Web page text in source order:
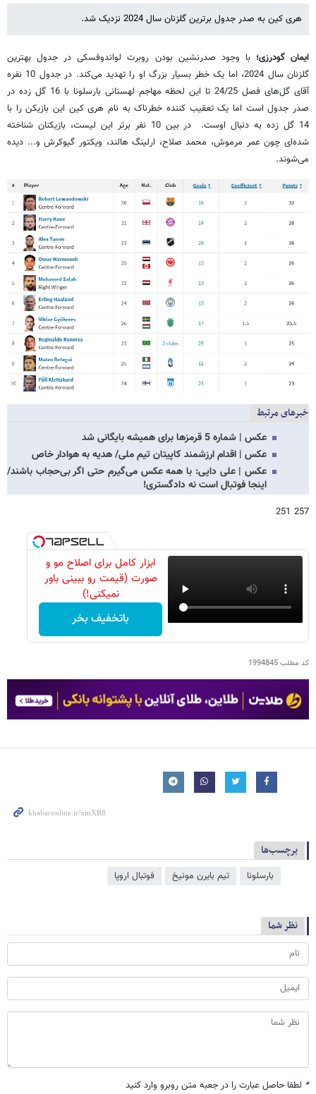
هری کین به صدر جدول برترین گلزنان سال 2024 نزدیک شد.
ایمان گودرزی؛ با وجود صدرنشین بودن روبرت لواندوفسکی در جدول بهترین
گلزنان سال 2024، اما یک خطر بسیار بزرگ او را تهدید می‌کند. در جدول 10 نفره
آقای گل‌های فصل 24/25 تا این لحظه مهاجم لهستانی بارسلونا با 16 گل زده در
صدر جدول است اما یک تعقیب کننده خطرناک به نام هری کین این بازیکن را با
14 گل زده به دنبال اوست. در بین 10 نفر برتر این لیست، بازیکنان شناخته
شده‌ای چون عمر مرموش، محمد صلاح، ارلینگ هالند، ویکتور گیوکرش و... دیده
می‌شوند.
خبرهای مرتبط
عکس | شماره 5 قرمزها برای همیشه بایگانی شد
عکس | اقدام ارزشمند کاپیتان تیم ملی/ هدیه به هوادار خاص
عکس | علی دایی: با همه عکس می‌گیرم حتی اگر بی‌حجاب باشند/
اینجا فوتبال است نه دادگستری!
257 251
ابزار کامل برای اصلاح مو و
صورت (قیمت رو ببینی باور
نمیکنی!)
باتخفیف بخر
کد مطلب1994845
برچسب‌ها
بارسلونا تیم بایرن مونیخ فوتبال اروپا
نظر شما
* لطفا حاصل عبارت را در جعبه متن روبرو وارد کنید